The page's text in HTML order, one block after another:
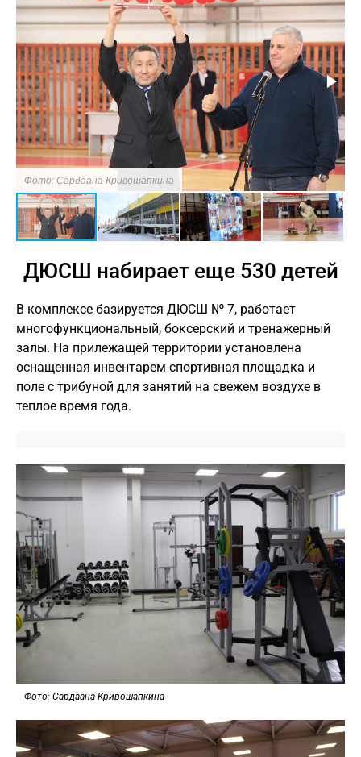
Фото: Сардаана Кривошапкина
ДЮСШ набирает еще 530 детей
В комплексе базируется ДЮСШ № 7, работает
многофункциональный, боксерский и тренажерный
залы. На прилежащей территории установлена
оснащенная инвентарем спортивная площадка и
поле с трибуной для занятий на свежем воздухе в
теплое время года.
Фото: Сардаана Кривошапкина